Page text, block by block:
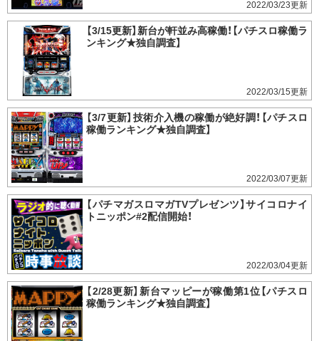
2022/03/23
【3/15更新】新台が軒並み高稼働！【パチスロ稼働ラ
ンキング★独自調査】
2022/03/15
【3/7更新】技術介入機の稼働が絶好調！【パチスロ
稼働ランキング★独自調査】
2022/03/07
【パチマガスロマガTVプレゼンツ】サイコロナイ
トニッポン#2配信開始！
2022/03/04
【2/28更新】新台マッピーが稼働第1位【パチスロ
稼働ランキング★独自調査】